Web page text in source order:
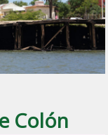
Colón